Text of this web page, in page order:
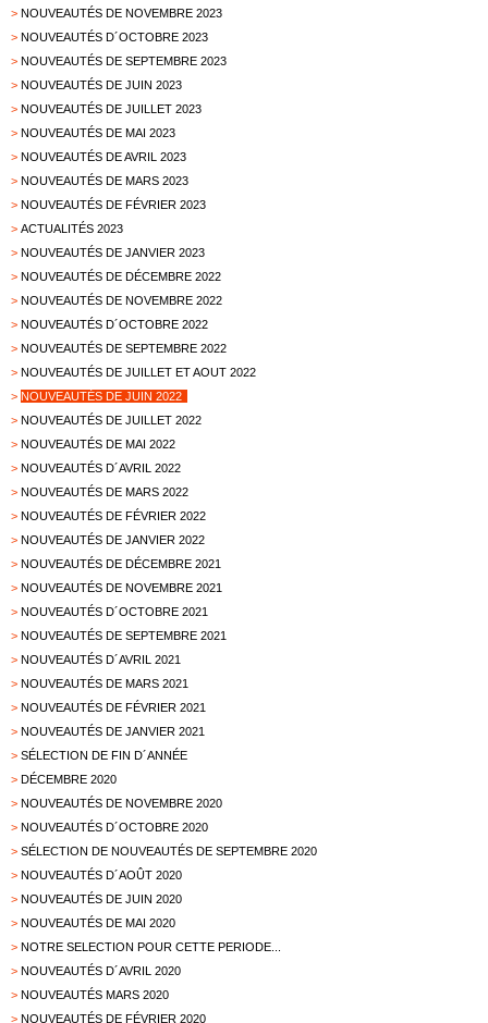
> NOUVEAUTÉS DE NOVEMBRE 2023
> NOUVEAUTÉS D´OCTOBRE 2023
> NOUVEAUTÉS DE SEPTEMBRE 2023
> NOUVEAUTÉS DE JUIN 2023
> NOUVEAUTÉS DE JUILLET 2023
> NOUVEAUTÉS DE MAI 2023
> NOUVEAUTÉS DE AVRIL 2023
> NOUVEAUTÉS DE MARS 2023
> NOUVEAUTÉS DE FÉVRIER 2023
> ACTUALITÉS 2023
> NOUVEAUTÉS DE JANVIER 2023
> NOUVEAUTÉS DE DÉCEMBRE 2022
> NOUVEAUTÉS DE NOVEMBRE 2022
> NOUVEAUTÉS D´OCTOBRE 2022
> NOUVEAUTÉS DE SEPTEMBRE 2022
> NOUVEAUTÉS DE JUILLET ET AOUT 2022
> NOUVEAUTÉS DE JUIN 2022
> NOUVEAUTÉS DE JUILLET 2022
> NOUVEAUTÉS DE MAI 2022
> NOUVEAUTÉS D´AVRIL 2022
> NOUVEAUTÉS DE MARS 2022
> NOUVEAUTÉS DE FÉVRIER 2022
> NOUVEAUTÉS DE JANVIER 2022
> NOUVEAUTÉS DE DÉCEMBRE 2021
> NOUVEAUTÉS DE NOVEMBRE 2021
> NOUVEAUTÉS D´OCTOBRE 2021
> NOUVEAUTÉS DE SEPTEMBRE 2021
> NOUVEAUTÉS D´AVRIL 2021
> NOUVEAUTÉS DE MARS 2021
> NOUVEAUTÉS DE FÉVRIER 2021
> NOUVEAUTÉS DE JANVIER 2021
> SÉLECTION DE FIN D´ANNÉE
> DÉCEMBRE 2020
> NOUVEAUTÉS DE NOVEMBRE 2020
> NOUVEAUTÉS D´OCTOBRE 2020
> SÉLECTION DE NOUVEAUTÉS DE SEPTEMBRE 2020
> NOUVEAUTÉS D´AOÛT 2020
> NOUVEAUTÉS DE JUIN 2020
> NOUVEAUTÉS DE MAI 2020
> NOTRE SELECTION POUR CETTE PERIODE...
> NOUVEAUTÉS D´AVRIL 2020
> NOUVEAUTÉS MARS 2020
> NOUVEAUTÉS DE FÉVRIER 2020